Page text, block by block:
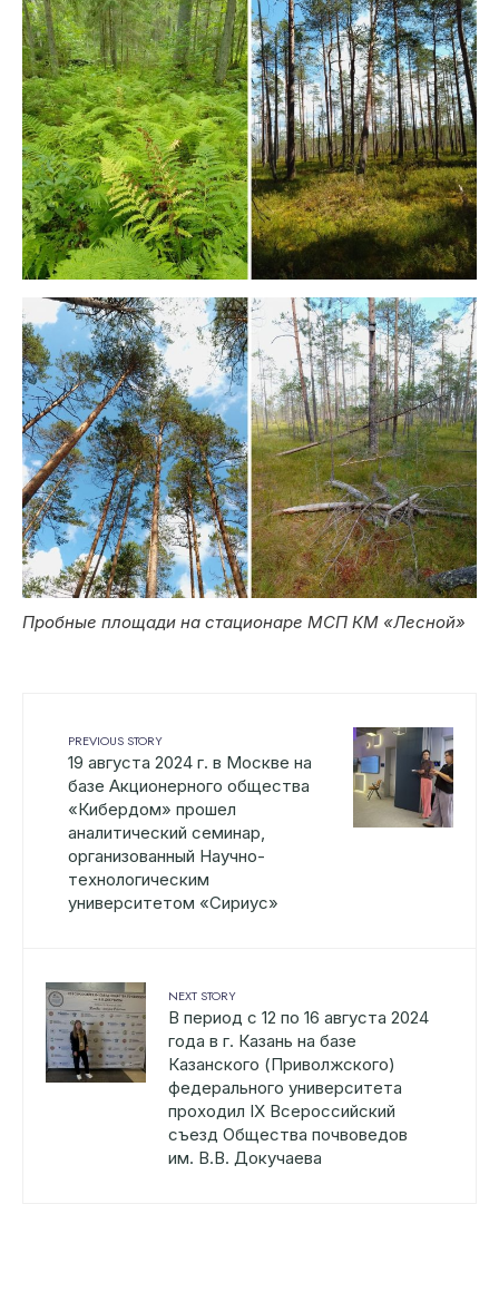
Пробные площади на стационаре МСП КМ «Лесной»
PREVIOUS STORY
19 августа 2024 г. в Москве на
базе Акционерного общества
«Кибердом» прошел
аналитический семинар,
организованный Научно-
технологическим
университетом «Сириус»
NEXT STORY
В период с 12 по 16 августа 2024
года в г. Казань на базе
Казанского (Приволжского)
федерального университета
проходил IX Всероссийский
съезд Общества почвоведов
им. В.В. Докучаева